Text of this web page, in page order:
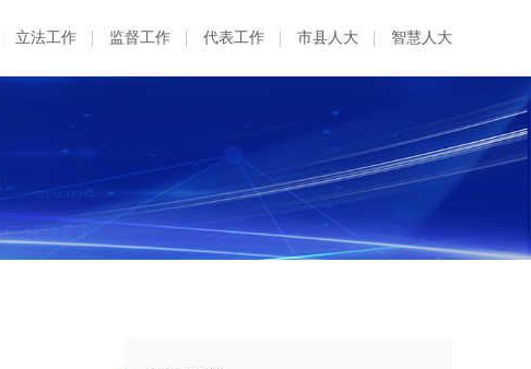
立法工作 监督工作 代表工作 市县人大 智慧人大